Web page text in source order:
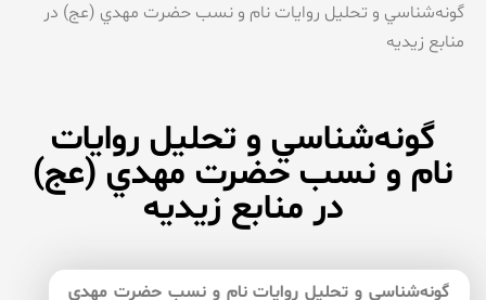
گونه‌شناسي و تحليل روايات نام و نسب حضرت مهدي (عج) در
منابع زيديه
گونه‌شناسي و تحليل روايات
نام و نسب حضرت مهدي (عج)
در منابع زيديه
گونه‌شناسي و تحليل روايات نام و نسب حضرت مهدي